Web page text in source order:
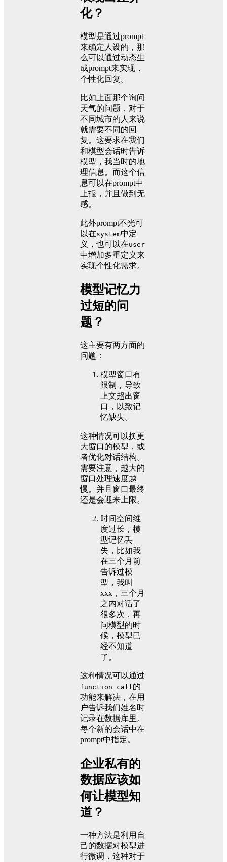
化？
模型是通过prompt
来确定人设的，那
么可以通过动态生
成prompt来实现，
个性化回复。
比如上面那个询问
天气的问题，对于
不同城市的人来说
就需要不同的回
复。这要求在我们
和模型会话时告诉
模型，我当时的地
理信息。而这个信
息可以在prompt中
上报，并且做到无
感。
此外prompt不光可
以在system中定
义，也可以在user
中增加多重定义来
实现个性化需求。
模型记忆力
过短的问
题？
这主要有两方面的
问题：
模型窗口有
限制，导致
上文超出窗
口，以致记
忆缺失。
这种情况可以换更
大窗口的模型，或
者优化对话结构。
需要注意，越大的
窗口处理速度越
慢。并且窗口最终
还是会迎来上限。
时间空间维
度过长，模
型记忆丢
失，比如我
在三个月前
告诉过模
型，我叫
xxx，三个月
之内对话了
很多次，再
问模型的时
候，模型已
经不知道
了。
这种情况可以通过
function call 的
功能来解决，在用
户告诉我们姓名时
记录在数据库里。
每个新的会话中在
prompt中指定。
企业私有的
数据应该如
何让模型知
道？
一种方法是利用自
己的数据对模型进
行微调，这种对于